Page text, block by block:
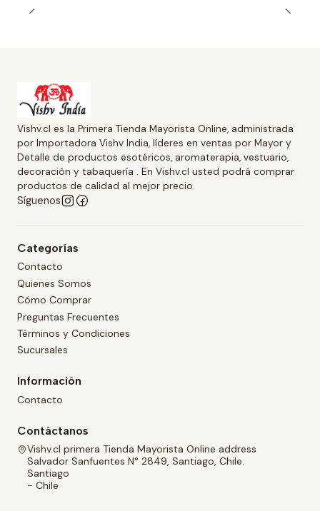
Vishv.cl es la Primera Tienda Mayorista Online, administrada
por Importadora Vishv India, líderes en ventas por Mayor y
Detalle de productos esotéricos, aromaterapia, vestuario,
decoración y tabaquería . En Vishv.cl usted podrá comprar
productos de calidad al mejor precio.
Síguenos
Categorías
Contacto
Quienes Somos
Cómo Comprar
Preguntas Frecuentes
Términos y Condiciones
Sucursales
Información
Contacto
Contáctanos
Vishv.cl primera Tienda Mayorista Online address
Salvador Sanfuentes N° 2849, Santiago, Chile.
Santiago
- Chile